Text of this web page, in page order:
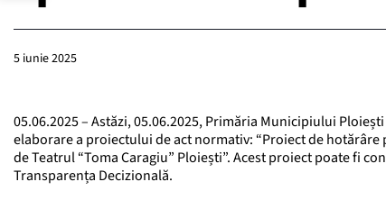
5 iunie 2025
05.06.2025 – Astăzi, 05.06.2025, Primăria Municipiului
elaborare a proiectului de act normativ: “Proiect de
de Teatrul “Toma Caragiu” Ploiești”. Acest proiect poate fi
Transparența Decizională.